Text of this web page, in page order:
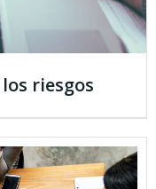
riesgos